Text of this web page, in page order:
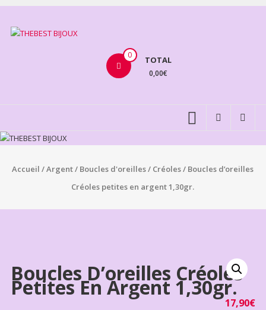
Aller
contenu
BIJOUX
0 TOTAL
0,00€
Accueil /Argent/ Boucles d'oreilles/ Créoles/ Boucles d’oreilles
Créoles petites en argent 1,30gr.
Boucles D’oreilles Créoles
Petites En Argent 1,30gr.
17,90€